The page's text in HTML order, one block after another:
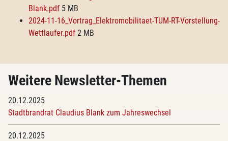
Blank.pdf 5 MB
2024-11-16_Vortrag_Elektromobilitaet-TUM-RT-Vorstellung-
Wettlaufer.pdf 2 MB
Weitere Newsletter-Themen
20.12.2025
Stadtbrandrat Claudius Blank zum Jahreswechsel
20.12.2025